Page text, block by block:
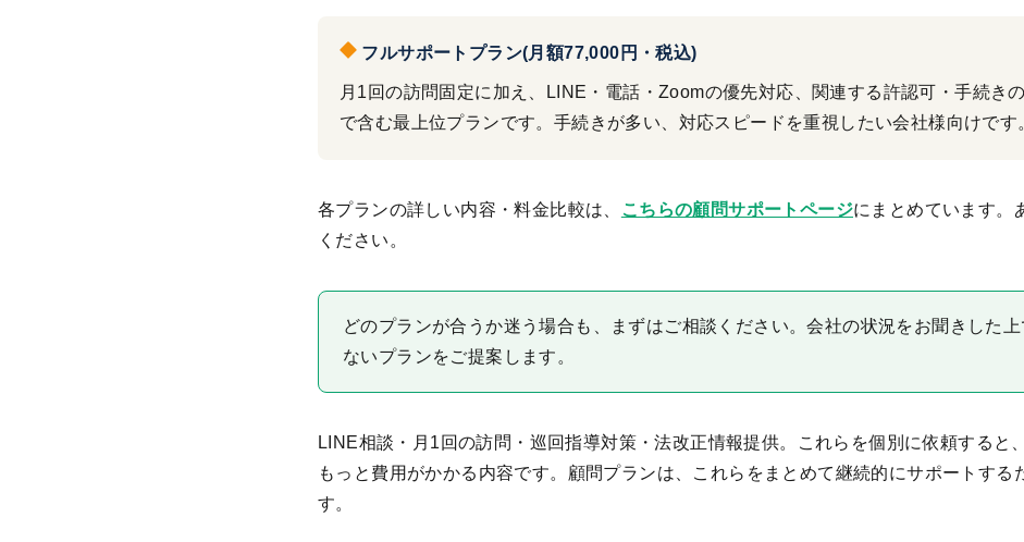
フルサポートプラン(月額77,000円・税込)
月1回の訪問固定に加え、LINE・電話・Zoomの優先対応、関連する許認可・手続き
で含む最上位プランです。手続きが多い、対応スピードを重視したい会社様向けです
各プランの詳しい内容・料金比較は、 こちらの顧問サポートページにまとめています。
ください。
どのプランが合うか迷う場合も、まずはご相談ください。会社の状況をお聞きした
ないプランをご提案します。
LINE相談・月1回の訪問・巡回指導対策・法改正情報提供。これらを個別に依頼すると
もっと費用がかかる内容です。顧問プランは、これらをまとめて継続的にサポートする
す。